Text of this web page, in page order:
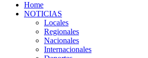
Home
NOTICIAS
Locales
Regionales
Nacionales
Internacionales